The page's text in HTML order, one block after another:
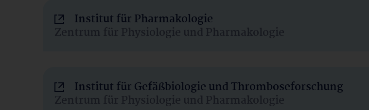
Institut für Pharmakologie
Zentrum für Physiologie und Pharmakologie
Institut für Gefäßbiologie und Thromboseforschung
Zentrum für Physiologie und Pharmakologie